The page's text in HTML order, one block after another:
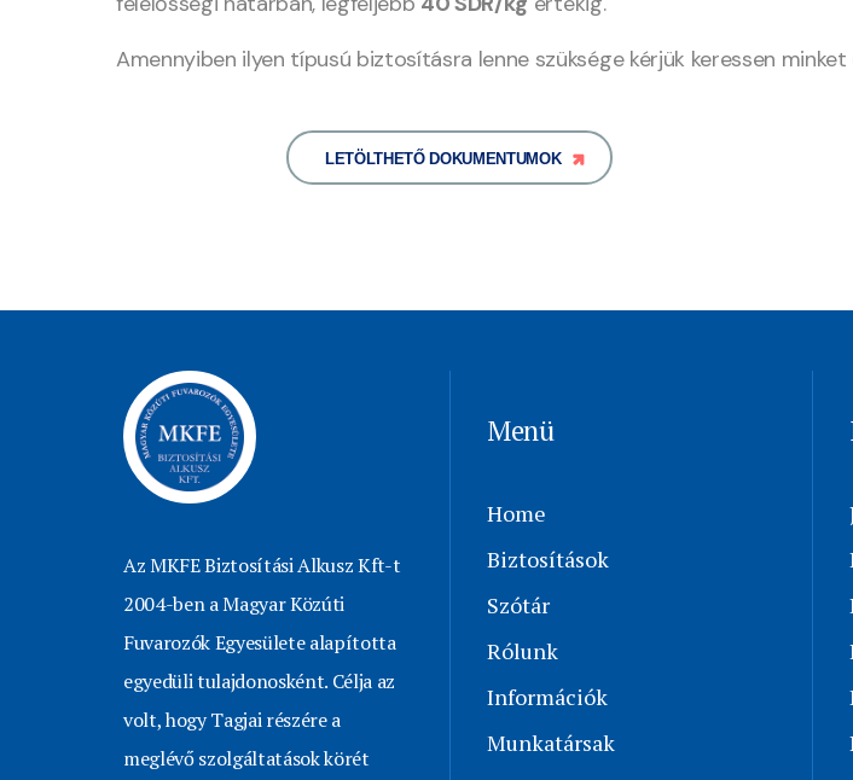
Amennyiben ilyen típusú biztosításra lenne szüksége kérjük keressen
LETÖLTHETŐ DOKUMENTUMOK
Az MKFE Biztosítási Alkusz Kft-t
2004-ben a Magyar Közúti
Fuvarozók Egyesülete alapította
egyedüli tulajdonosként. Célja az
volt, hogy Tagjai részére a
meglévő szolgáltatások körét
Menü
Home
Biztosítások
Szótár
Rólunk
Információk
Munkatársak